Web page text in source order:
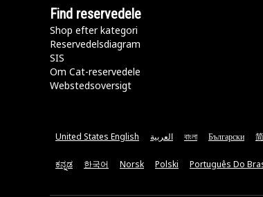
Find reservedele
Shop efter kategori
Reservedelsdiagram
SIS
Om Cat-reservedele
Webstedsoversigt
United States English العربية বাংলা Български
ಕನ್ನಡ 한국어 Norsk Polski Português Do